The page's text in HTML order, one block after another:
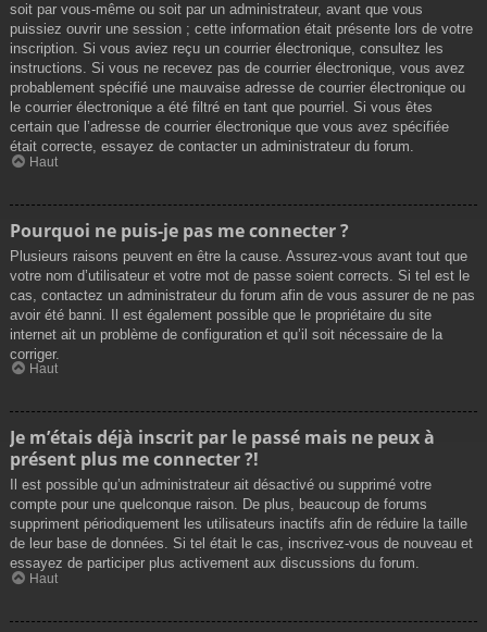
soit par vous-même ou soit par un administrateur, avant que vous
puissiez ouvrir une session ; cette information était présente lors de votre
inscription. Si vous aviez reçu un courrier électronique, consultez les
instructions. Si vous ne recevez pas de courrier électronique, vous avez
probablement spécifié une mauvaise adresse de courrier électronique ou
le courrier électronique a été filtré en tant que pourriel. Si vous êtes
certain que l’adresse de courrier électronique que vous avez spécifiée
était correcte, essayez de contacter un administrateur du forum.
Haut
Pourquoi ne puis-je pas me connecter ?
Plusieurs raisons peuvent en être la cause. Assurez-vous avant tout que
votre nom d’utilisateur et votre mot de passe soient corrects. Si tel est le
cas, contactez un administrateur du forum afin de vous assurer de ne pas
avoir été banni. Il est également possible que le propriétaire du site
internet ait un problème de configuration et qu’il soit nécessaire de la
corriger.
Haut
Je m’étais déjà inscrit par le passé mais ne peux à
présent plus me connecter ?!
Il est possible qu’un administrateur ait désactivé ou supprimé votre
compte pour une quelconque raison. De plus, beaucoup de forums
suppriment périodiquement les utilisateurs inactifs afin de réduire la taille
de leur base de données. Si tel était le cas, inscrivez-vous de nouveau et
essayez de participer plus activement aux discussions du forum.
Haut